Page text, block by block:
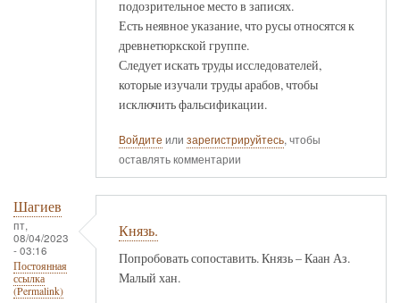
подозрительное место в записях.
Есть неявное указание, что русы относятся к
древнетюркской группе.
Следует искать труды исследователей,
которые изучали труды арабов, чтобы
исключить фальсификации.
Войдите или зарегистрируйтесь, чтобы
оставлять комментарии
Шагиев
пт,
08/04/2023
- 03:16
Постоянная
ссылка
(Permalink)
Князь.
Попробовать сопоставить. Князь – Каан Аз.
Малый хан.